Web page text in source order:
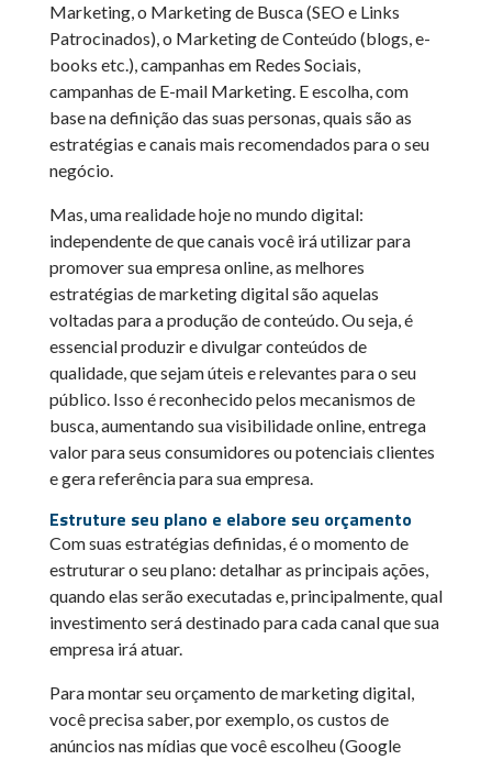
Marketing, o Marketing de Busca (SEO e Links
Patrocinados), o Marketing de Conteúdo (blogs, e-
books etc.), campanhas em Redes Sociais,
campanhas de E-mail Marketing. E escolha, com
base na definição das suas personas, quais são as
estratégias e canais mais recomendados para o seu
negócio.
Mas, uma realidade hoje no mundo digital:
independente de que canais você irá utilizar para
promover sua empresa online, as melhores
estratégias de marketing digital são aquelas
voltadas para a produção de conteúdo. Ou seja, é
essencial produzir e divulgar conteúdos de
qualidade, que sejam úteis e relevantes para o seu
público. Isso é reconhecido pelos mecanismos de
busca, aumentando sua visibilidade online, entrega
valor para seus consumidores ou potenciais clientes
e gera referência para sua empresa.
Estruture seu plano e elabore seu orçamento
Com suas estratégias definidas, é o momento de
estruturar o seu plano: detalhar as principais ações,
quando elas serão executadas e, principalmente, qual
investimento será destinado para cada canal que sua
empresa irá atuar.
Para montar seu orçamento de marketing digital,
você precisa saber, por exemplo, os custos de
anúncios nas mídias que você escolheu (Google